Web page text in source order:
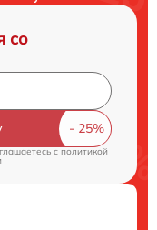
со
cполитикой